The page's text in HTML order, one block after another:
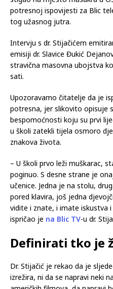
Aleksandar Stijačić, doktor
potresnoj ispovijesti za Blic
tog užasnog jutra.
Intervju s dr. Stijačićem
stravična masovna ubojstva
sati.
Upozoravamo čitatelje da je
potresna, jer slikovito opisuje
u školi zatekli tijela osmoro
znakova života.
– U školi prvo leži muškarac,
poginuo. S desne strane je
učenice. Jedna je na stolu,
vidite i znate, i imate iskustva
-u dr.
Definirati tko je